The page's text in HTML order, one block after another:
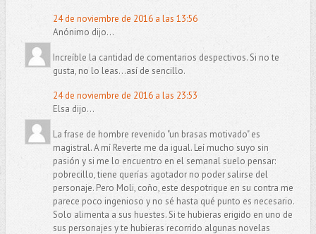
24 de noviembre de 2016 a las 13:56
Anónimo dijo...
Increíble la cantidad de comentarios despectivos. Si no te
gusta, no lo leas...así de sencillo.
24 de noviembre de 2016 a las 23:53
Elsa dijo...
La frase de hombre revenido "un brasas motivado" es
magistral. A mí Reverte me da igual. Leí mucho suyo sin
pasión y si me lo encuentro en el semanal suelo pensar:
pobrecillo, tiene querías agotador no poder salirse del
personaje. Pero Moli, coño, este despotrique en su contra me
parece poco ingenioso y no sé hasta qué punto es necesario.
Solo alimenta a sus huestes. Si te hubieras erigido en uno de
sus personajes y te hubieras recorrido algunas novelas